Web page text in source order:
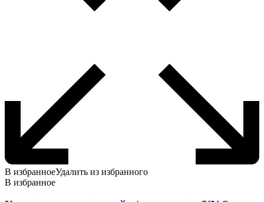
В избранноеУдалить из избранного
В избранное